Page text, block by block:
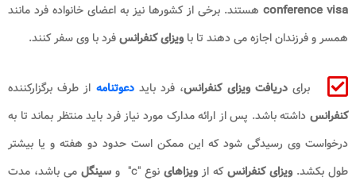
conference visa هستند. برخی از کشورها نیز به اعضای خانواده فرد مانند
همسر و فرزندان اجازه می دهند تا با ویزای کنفرانسفرد با وی سفر کنند.
برایدریافت ویزای کنفرانس، فرد بایددعوتنامه از طرف برگزارکننده
کنفرانس داشته باشد. پس از ارائه مدارک مورد نیاز فرد باید منتظر بماند تا به
درخواست وی رسیدگی شود که این ممکن است حدود دو هفته و یا بیشتر
طول بکشد. ویزای کنفرانسکه از ویزاهای نوع "c" و سینگل می باشد، مدت